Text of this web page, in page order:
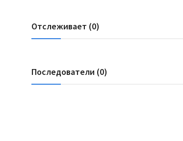
Отслеживает (0)
Последователи (0)